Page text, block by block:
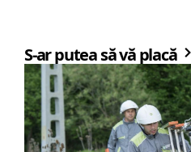
S-ar putea să vă placă